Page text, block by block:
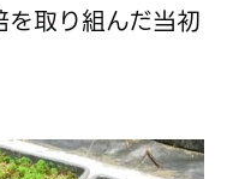
取り組んだ当初